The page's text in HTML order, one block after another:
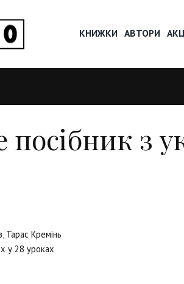
КНИЖКИ АВТОРИ
посібник з
, Тарас Кремінь
у 28 уроках